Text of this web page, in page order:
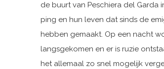
de buurt van Peschiera del Garda
ping en hun leven dat sinds de
hebben gemaakt. Op een nacht
langsgekomen en er is ruzie
het allemaal zo snel mo­gelijk